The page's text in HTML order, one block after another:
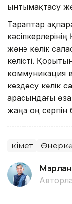
ынтымақтасу
Тараптар
және көлік
келісті.
коммуникация
кездесу көлік
арасындағы
жаңа оң серпін
Үкімет